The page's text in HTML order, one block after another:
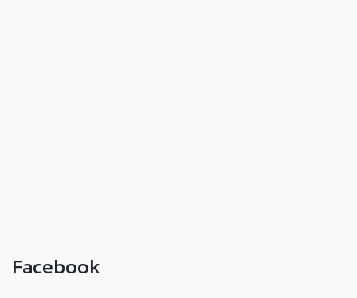
Facebook